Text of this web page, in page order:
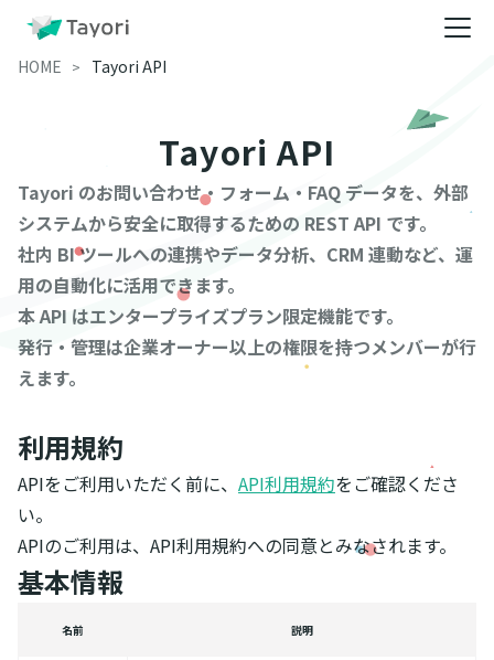
HOME Tayori API
Tayori API
Tayori のお問い合わせ・フォーム・FAQ データを、外部
システムから安全に取得するための REST API です。
社内 BI ツールへの連携やデータ分析、CRM 連動など、運
用の自動化に活用できます。
本 API はエンタープライズプラン限定機能です。
発行・管理は企業オーナー以上の権限を持つメンバーが行
えます。
利用規約
APIをご利用いただく前に、 API利用規約をご確認くださ
い。
APIのご利用は、API利用規約への同意とみなされます。
基本情報
名前 説明